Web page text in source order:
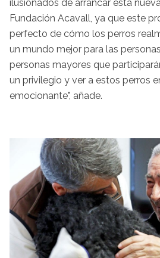
ilusionados de arrancar esta
Fundación Acavall, ya que este
perfecto de cómo los perros
un mundo mejor para las
personas mayores que
un privilegio y ver a estos perros
emocionante", añade.